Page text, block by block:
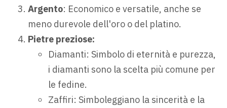
Argento: Economico e versatile, anche se
meno durevole dell'oro o del platino.
Pietre preziose:
Diamanti: Simbolo di eternità e purezza,
i diamanti sono la scelta più comune per
le fedine.
Zaffiri: Simboleggiano la sincerità e la